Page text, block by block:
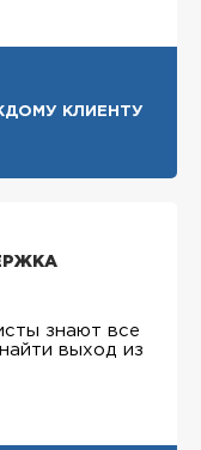
КЛИЕНТУ
знают все
выход из